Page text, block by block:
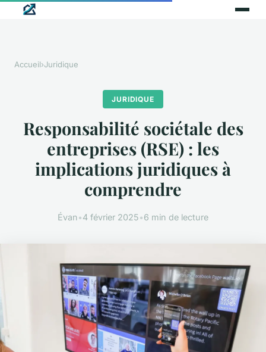
Accueil›Juridique
JURIDIQUE
Responsabilité sociétale des
entreprises (RSE) : les
implications juridiques à
comprendre
Évan•4 février 2025•6 min de lecture